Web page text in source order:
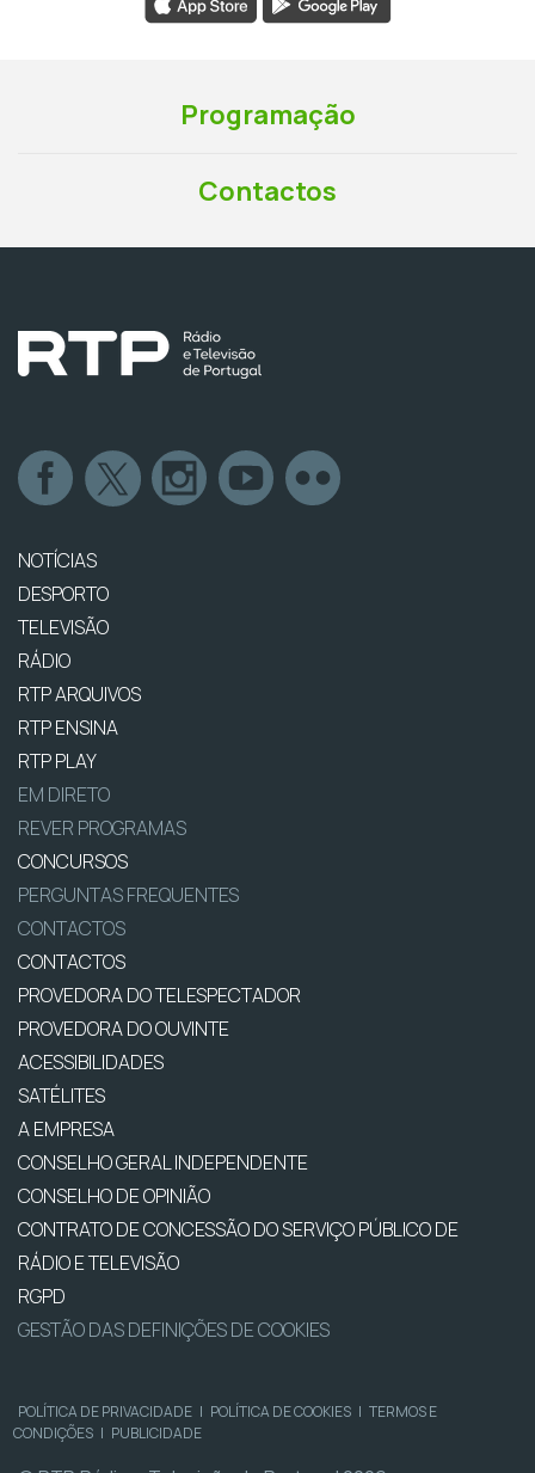
Programação
Contactos
NOTÍCIAS
DESPORTO
TELEVISÃO
RÁDIO
RTP ARQUIVOS
RTP ENSINA
RTP PLAY
EM DIRETO
REVER PROGRAMAS
CONCURSOS
PERGUNTAS FREQUENTES
CONTACTOS
CONTACTOS
PROVEDORA DO TELESPECTADOR
PROVEDORA DO OUVINTE
ACESSIBILIDADES
SATÉLITES
A EMPRESA
CONSELHO GERAL INDEPENDENTE
CONSELHO DE OPINIÃO
CONTRATO DE CONCESSÃO DO SERVIÇO PÚBLICO DE
RÁDIO E TELEVISÃO
RGPD
GESTÃO DAS DEFINIÇÕES DE COOKIES
POLÍTICA DE PRIVACIDADE | POLÍTICA DE COOKIES | TERMOS E
CONDIÇÕES | PUBLICIDADE